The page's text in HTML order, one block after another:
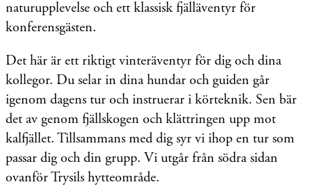
naturupplevelse och ett klassisk fjälläventyr för
konferensgästen.
Det här är ett riktigt vinteräventyr för dig och dina
kollegor. Du selar in dina hundar och guiden går
igenom dagens tur och instruerar i körteknik. Sen bär
det av genom fjällskogen och klättringen upp mot
kalfjället. Tillsammans med dig syr vi ihop en tur som
passar dig och din grupp. Vi utgår från södra sidan
ovanför Trysils hytteområde.